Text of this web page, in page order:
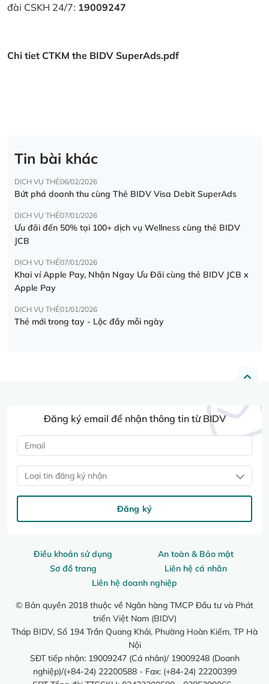
đài CSKH 24/7: 19009247
Chi tiet CTKM the BIDV SuperAds.pdf
Tin bài khác
DỊCH VỤ THẺ06/02/2026
Bứt phá doanh thu cùng Thẻ BIDV Visa Debit SuperAds
DỊCH VỤ THẺ07/01/2026
Ưu đãi đến 50% tại 100+ dịch vụ Wellness cùng thẻ BIDV
JCB
DỊCH VỤ THẺ07/01/2026
Khai ví Apple Pay, Nhận Ngay Ưu Đãi cùng thẻ BIDV JCB x
Apple Pay
DỊCH VỤ THẺ01/01/2026
Thẻ mới trong tay - Lộc đầy mỗi ngày
Điều khoản sử dụng
An toàn & Bảo mật
Sơ đồ trang
Liên hệ cá nhân
Liên hệ doanh nghiệp
© Bản quyền 2018 thuộc về Ngân hàng TMCP Đầu tư và Phát
triển Việt Nam (BIDV)
Tháp BIDV, Số 194 Trần Quang Khải, Phường Hoàn Kiếm, TP Hà
Nội
SĐT tiếp nhận: 19009247 (Cá nhân)/ 19009248 (Doanh
nghiệp)/(+84-24) 22200588 - Fax: (+84-24) 22200399
Đăng ký email để nhận thông tin từ BIDV
Loại tin đăng ký nhận
Đăng ký